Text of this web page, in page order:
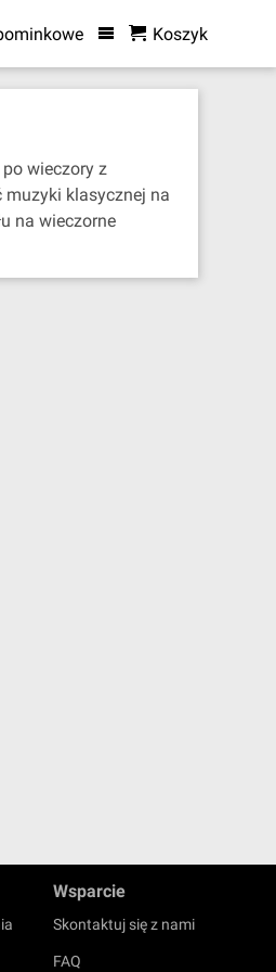
Koszyk
wieczory z
muzyki klasycznej na
na wieczorne
Wsparcie
Skontaktuj się z nami
FAQ